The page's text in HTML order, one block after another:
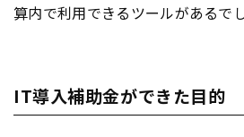
算内で利用できるツールがあるでし
IT導入補助金ができた目的